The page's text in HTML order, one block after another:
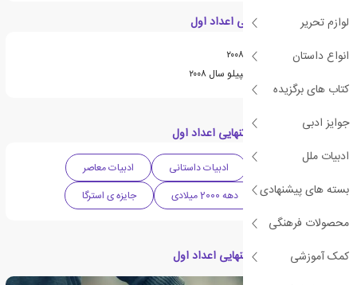
لوازم تحریر
انواع داستان
کتاب های برگزیده
جوایز ادبی
ادبیات ملل
بسته های پیشنهادی
محصولات فرهنگی
کمک آموزشی
ویژگی های کتاب تنهایی اعداد اول
برنده ی جایزه استرگا سال ۲۰۰۸
برنده ی جایزه ی پریمو کامپیلو سال ۲۰۰۸
دسته بندی های کتاب تنهایی اعداد اول
داستان عاشقانه ادبیات داستانی
ادبیات معاصر
ادبیات ایتالیا
دهه 2000 میلادی جایزه ی استرگا
مقالات مرتبط با کتاب تنهایی اعداد اول